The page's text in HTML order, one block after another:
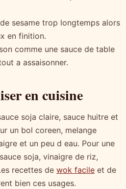
sesame trop longtemps alors
en finition.
comme une sauce de table
a assaisonner.
en cuisine
soja claire, sauce huitre et
un bol coreen, melange
et un peu d eau. Pour une
soja, vinaigre de riz,
recettes de wok facile et de
bien ces usages.